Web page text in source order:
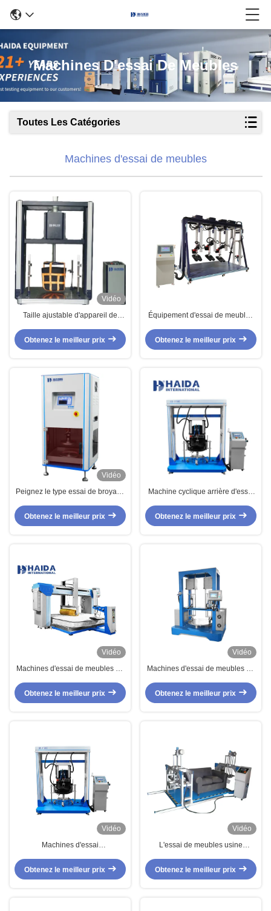
Machines D'essai De Meubles
Toutes Les Catégories
Machines d'essai de meubles
Vidéo
Taille ajustable d'appareil de
chaise de résistance à l'usure
d'impact
Obtenez le meilleur prix
Équipement d'essai de meubles
And Back Durability
Obtenez le meilleur prix
Vidéo
Peignez le type essai de broyage
Max Capacity For Foam
Compression de fatigue de
Obtenez le meilleur prix
Machine cyclique arrière d'essai
de meubles d'appareil de
contrôle de longévité de chaise
Obtenez le meilleur prix
Vidéo
Machines d'essai de meubles de
Mattress/matelas de mousse
Obtenez le meilleur prix
Vidéo
Machines d'essai de meubles de
de longévité pied de chaise
Obtenez le meilleur prix
Vidéo
Machines d'essai
pour la longévité arrière de
Obtenez le meilleur prix
Vidéo
L'essai de meubles usine
Simulate Impact Or Drop
Obtenez le meilleur prix